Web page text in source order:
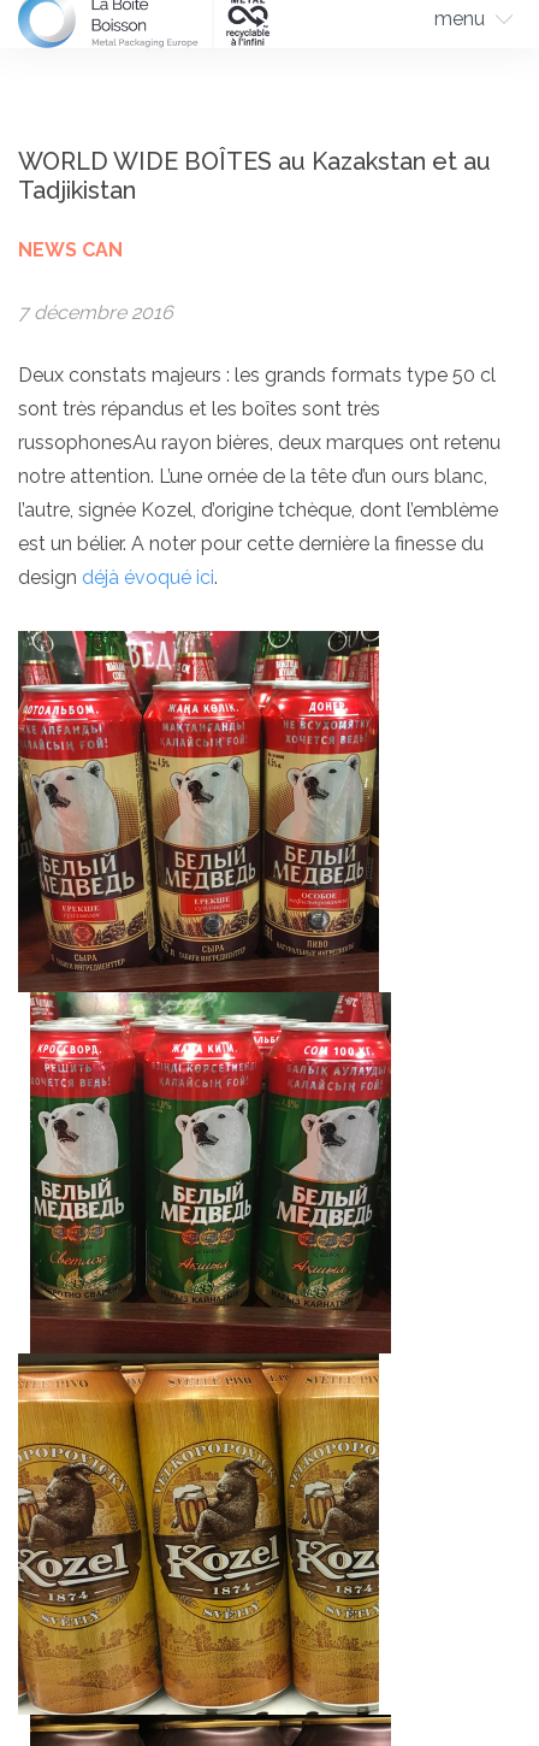
menu
WORLD WIDE BOÎTES au Kazakstan et au
Tadjikistan
NEWS CAN
7 décembre 2016
Deux constats majeurs : les grands formats type 50 cl
sont très répandus et les boîtes sont très
russophonesAu rayon bières, deux marques ont retenu
notre attention. L’une ornée de la tête d’un ours blanc,
l’autre, signée Kozel, d’origine tchèque, dont l’emblème
est un bélier. A noter pour cette dernière la finesse du
design déjà évoqué ici.